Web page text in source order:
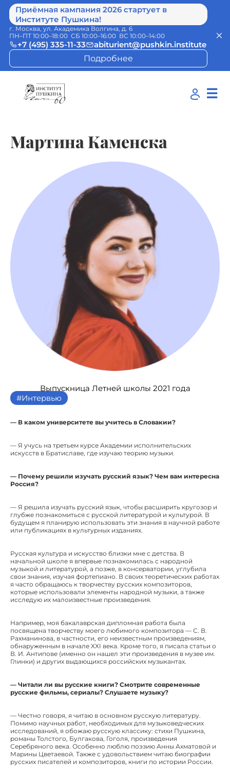
Приёмная кампания 2026 стартует в
Институте Пушкина!
г. Москва, ул. Академика Волгина, д. 6
ПН–ПТ 10:00–18:00 СБ 10:00–16:00 ВС 10:00–14:00
+7 (495) 335-11-33
abiturient@pushkin.institute
Подробнее
☰
Мартина Каменска
Выпускница Летней школы 2021 года
#Интервью
— В каком университете вы учитесь в Словакии?
— Я учусь на третьем курсе Академии исполнительских
искусств в Братиславе, где изучаю теорию музыки.
— Почему решили изучать русский язык? Чем вам интересна
Россия?
— Я решила изучать русский язык, чтобы расширить кругозор и
глубже познакомиться с русской литературой и культурой. В
будущем я планирую использовать эти знания в научной работе
или публикациях в культурных изданиях.
Русская культура и искусство близки мне с детства. В
начальной школе я впервые познакомилась с народной
музыкой и литературой, а позже, в консерватории, углубила
свои знания, изучая фортепиано. В своих теоретических работах
я часто обращаюсь к творчеству русских композиторов,
которые использовали элементы народной музыки, а также
исследую их малоизвестные произведения.
Например, моя бакалаврская дипломная работа была
посвящена творчеству моего любимого композитора — С. В.
Рахманинова, в частности, его неизвестным произведениям,
обнаруженным в начале XXI века. Кроме того, я писала статьи о
В. И. Антипове (именно он нашел эти произведения в музее им.
Глинки) и других выдающихся российских музыкантах.
— Читали ли вы русские книги? Смотрите современные
русские фильмы, сериалы? Слушаете музыку?
— Честно говоря, я читаю в основном русскую литературу.
Помимо научных работ, необходимых для музыковедческих
исследований, я обожаю русскую классику: стихи Пушкина,
романы Толстого, Булгакова, Гоголя, произведения
Серебряного века. Особенно люблю поэзию Анны Ахматовой и
Марины Цветаевой. Также с удовольствием читаю биографии
русских писателей и композиторов, книги по истории России.